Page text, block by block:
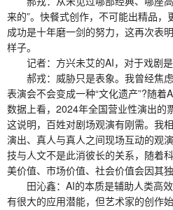
来的”。快餐式创作，不可能出精品
成功是十年磨一剑的努力，这再次表
样子。
记者：方兴未艾的AI，对于戏剧是
郝戎：威胁只是表象。我曾经焦虑
表演会不会变成一种“文化遗产”?随
数据上看，2024年全国营业性演出的
这说明，百姓对剧场观演有刚需。我
演出、真人与真人之间现场互动的观
技与人文不是此消彼长的关系，随着
美价值、市场价值、社会价值会因其
田沁鑫：AI的本质是辅助人类高效
有很大的应用潜能，但艺术家的创作